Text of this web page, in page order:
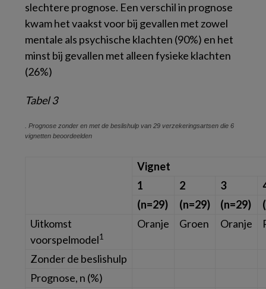
slechtere prognose. Een verschil in prognose
kwam het vaakst voor bij gevallen met zowel
mentale als psychische klachten (90%) en het
minst bij gevallen met alleen fysieke klachten
(26%)
Tabel 3
. Prognose zonder en met de beslishulp van 29 verzekeringsartsen die 6
vignetten beoordeelden
Vignet
1
2 3
(n=29)
(n=29) (n=29)
Uitkomst
voorspelmodel1
Oranje Groen Oranje
Zonder de beslishulp
Prognose, n (%)